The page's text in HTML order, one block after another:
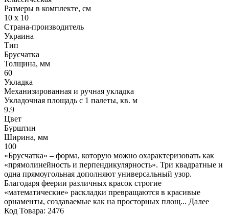
Размеры в комплекте, см
10 х 10
Страна-производитель
Украина
Тип
Брусчатка
Толщина, мм
60
Укладка
Механизированная и ручная укладка
Укладочная площадь с 1 палеты, кв. м
9.9
Цвет
Бурштин
Ширина, мм
100
«Брусчатка» – форма, которую можно охарактеризовать как
«прямолинейность и перпендикулярность». Три квадратные и
одна прямоугольная дополняют универсальный узор.
Благодаря феерии различных красок строгие
«математические» раскладки превращаются в красивые
орнаменты, создаваемые как на просторных площ... Далее
Код Товара: 2476